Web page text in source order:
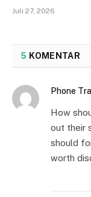
Juli 27, 2026
5 KOMENTAR
Phone
How
out their
should
worth